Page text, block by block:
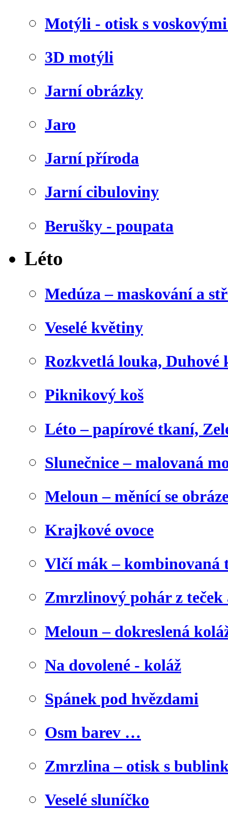
Motýli - otisk s
3D motýli
Jarní obrázky
Jaro
Jarní příroda
Jarní cibuloviny
Berušky - poupata
Léto
Medúza – maskování a
Veselé květiny
Rozkvetlá louka, Duhové
Piknikový koš
Léto – papírové tkaní,
Slunečnice – malovaná
Meloun – měnící se
Krajkové ovoce
Vlčí mák – kombinovaná
Zmrzlinový pohár z
Meloun – dokreslená
Na dovolené - koláž
Spánek pod hvězdami
Osm barev …
Zmrzlina – otisk s
Veselé sluníčko